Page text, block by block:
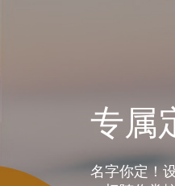
专属
名字你定！